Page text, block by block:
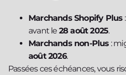
Marchands Shopify Plus
avant le 28 août 2025.
Marchands non-Plus :
août 2026.
Passées ces échéances, vous